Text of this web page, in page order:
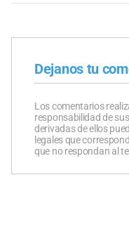
Dejanos tu
Los comentarios
responsabilidad de
derivadas de ellos
legales que
que no respondan al